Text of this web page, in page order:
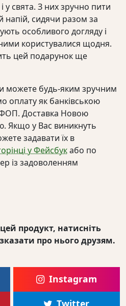
у свята. З них зручно пити
напій, сидячи разом за
особливого догляду і
користувалися щодня.
цей подарунок ще
можете будь-яким зручним
оплату як банківською
ФОП. Доставка Новою
у Вас виникнуть
задавати їх в
у Фейсбукабо по
із задоволенням
продукт, натисніть
про нього друзям.
Instagram
Twitter